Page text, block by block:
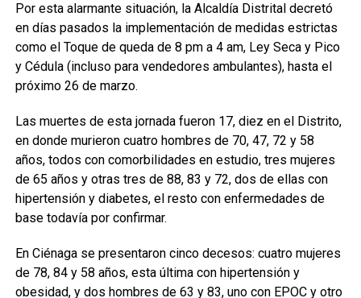
Por esta alarmante situación, la Alcaldía Distrital decretó
en días pasados la implementación de medidas estrictas
como el Toque de queda de 8 pm a 4 am, Ley Seca y Pico
y Cédula (incluso para vendedores ambulantes), hasta el
próximo 26 de marzo.
Las muertes de esta jornada fueron 17, diez en el Distrito,
en donde murieron cuatro hombres de 70, 47, 72 y 58
años, todos con comorbilidades en estudio, tres mujeres
de 65 años y otras tres de 88, 83 y 72, dos de ellas con
hipertensión y diabetes, el resto con enfermedades de
base todavía por confirmar.
En Ciénaga se presentaron cinco decesos: cuatro mujeres
de 78, 84 y 58 años, esta última con hipertensión y
obesidad, y dos hombres de 63 y 83, uno con EPOC y otro